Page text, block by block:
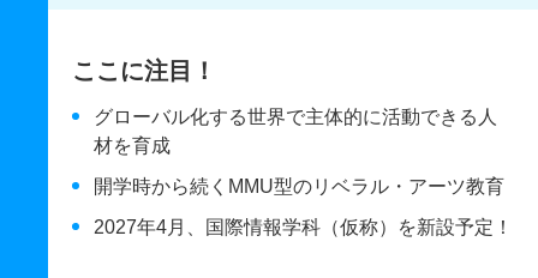
ここに注目！
グローバル化する世界で主体的に活動できる人
材を育成
開学時から続くMMU型のリベラル・アーツ教育
2027年4月、国際情報学科（仮称）を新設予定！